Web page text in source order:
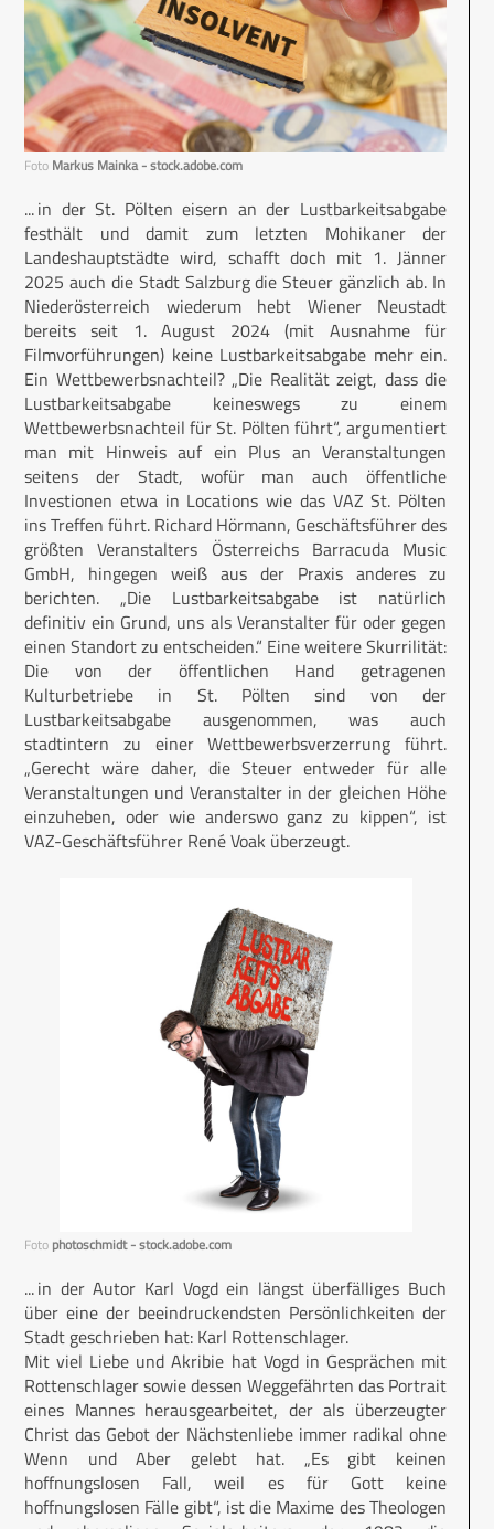
Foto Markus Mainka - stock.adobe.com
... in der St. Pölten eisern an der Lustbarkeitsabgabe
festhält und damit zum letzten Mohikaner der
Landeshauptstädte wird, schafft doch mit 1. Jänner
2025 auch die Stadt Salzburg die Steuer gänzlich ab. In
Niederösterreich wiederum hebt Wiener Neustadt
bereits seit 1. August 2024 (mit Ausnahme für
Filmvorführungen) keine Lustbarkeitsabgabe mehr ein.
Ein Wettbewerbsnachteil? „Die Realität zeigt, dass die
Lustbarkeitsabgabe keineswegs zu einem
Wettbewerbsnachteil für St. Pölten führt“, argumentiert
man mit Hinweis auf ein Plus an Veranstaltungen
seitens der Stadt, wofür man auch öffentliche
Investionen etwa in Locations wie das VAZ St. Pölten
ins Treffen führt. Richard Hörmann, Geschäftsführer des
größten Veranstalters Österreichs Barracuda Music
GmbH, hingegen weiß aus der Praxis anderes zu
berichten. „Die Lustbarkeitsabgabe ist natürlich
definitiv ein Grund, uns als Veranstalter für oder gegen
einen Standort zu entscheiden.“ Eine weitere Skurrilität:
Die von der öffentlichen Hand getragenen
Kulturbetriebe in St. Pölten sind von der
Lustbarkeitsabgabe ausgenommen, was auch
stadtintern zu einer Wettbewerbsverzerrung führt.
„Gerecht wäre daher, die Steuer entweder für alle
Veranstaltungen und Veranstalter in der gleichen Höhe
einzuheben, oder wie anderswo ganz zu kippen“, ist
VAZ-Geschäftsführer René Voak überzeugt.
Foto photoschmidt - stock.adobe.com
... in der Autor Karl Vogd ein längst überfälliges Buch
über eine der beeindruckendsten Persönlichkeiten der
Stadt geschrieben hat: Karl Rottenschlager.
Mit viel Liebe und Akribie hat Vogd in Gesprächen mit
Rottenschlager sowie dessen Weggefährten das Portrait
eines Mannes herausgearbeitet, der als überzeugter
Christ das Gebot der Nächstenliebe immer radikal ohne
Wenn und Aber gelebt hat. „Es gibt keinen
hoffnungslosen Fall, weil es für Gott keine
hoffnungslosen Fälle gibt“, ist die Maxime des Theologen